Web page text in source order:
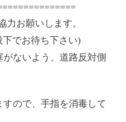
力お願いします。
下でお待ち下さい)
ないよう、道路反対側
ので、手指を消毒して